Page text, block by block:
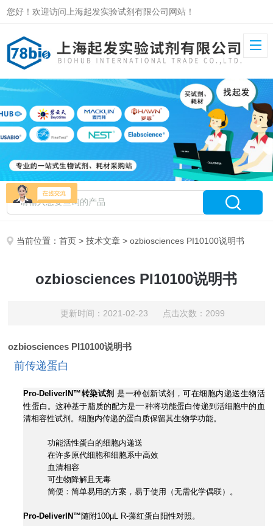
您好！欢迎访问上海起发实验试剂有限公司网站！
当前位置：首页 >技术文章 > ozbiosciences PI10100说明书
ozbiosciences PI10100说明书
更新时间：2021-02-23 点击次数：2099
ozbiosciences PI10100说明书
前传递蛋白
Pro-DeliverIN™转染试剂 是一种创新试剂，可在细胞内递送生物活
性蛋白。这种基于脂质的配方是一种将功能蛋白传递到活细胞中的血
清相容性试剂。细胞内传递的蛋白质保留其生物学功能。
功能活性蛋白的细胞内递送
在许多原代细胞和细胞系中高效
血清相容
可生物降解且无毒
简便：简单易用的方案，易于使用（无需化学偶联）。
Pro-DeliverIN™随附100µL R-藻红蛋白阳性对照。